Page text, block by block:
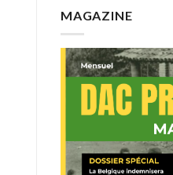
MAGAZINE